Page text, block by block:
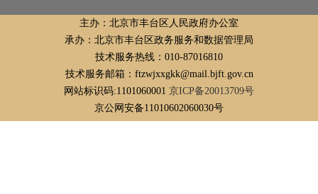
主办：北京市丰台区人民政府办公室
承办：北京市丰台区政务服务和数据管理局
技术服务热线：010-87016810
技术服务邮箱：ftzwjxxgkk@mail.bjft.gov.cn
网站标识码:1101060001 京ICP备20013709号
京公网安备11010602060030号